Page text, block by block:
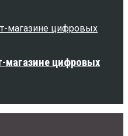
магазине цифровых